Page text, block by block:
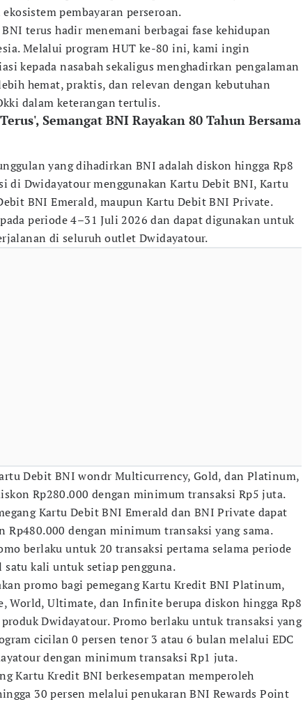
pembayaran perseroan.
terus hadir menemani berbagai fase kehidupan
Melalui program HUT ke-80 ini, kami ingin
kepada nasabah sekaligus menghadirkan pengalaman
hemat, praktis, dan relevan dengan kebutuhan
dalam keterangan tertulis.
Semangat BNI Rayakan 80 Tahun Bersama
yang dihadirkan BNI adalah diskon hingga Rp8
di Dwidayatour menggunakan Kartu Debit BNI, Kartu
BNI Emerald, maupun Kartu Debit BNI Private.
periode 4–31 Juli 2026 dan dapat digunakan untuk
di seluruh outlet Dwidayatour.
Debit BNI wondr Multicurrency, Gold, dan Platinum,
Rp280.000 dengan minimum transaksi Rp5 juta.
Kartu Debit BNI Emerald dan BNI Private dapat
Rp480.000 dengan minimum transaksi yang sama.
berlaku untuk 20 transaksi pertama selama periode
satu kali untuk setiap pengguna.
promo bagi pemegang Kartu Kredit BNI Platinum,
World, Ultimate, dan Infinite berupa diskon hingga Rp8
Dwidayatour. Promo berlaku untuk transaksi yang
cicilan 0 persen tenor 3 atau 6 bulan melalui EDC
dengan minimum transaksi Rp1 juta.
Kartu Kredit BNI berkesempatan memperoleh
30 persen melalui penukaran BNI Rewards Point